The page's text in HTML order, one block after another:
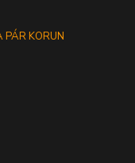
PÁR KORUN